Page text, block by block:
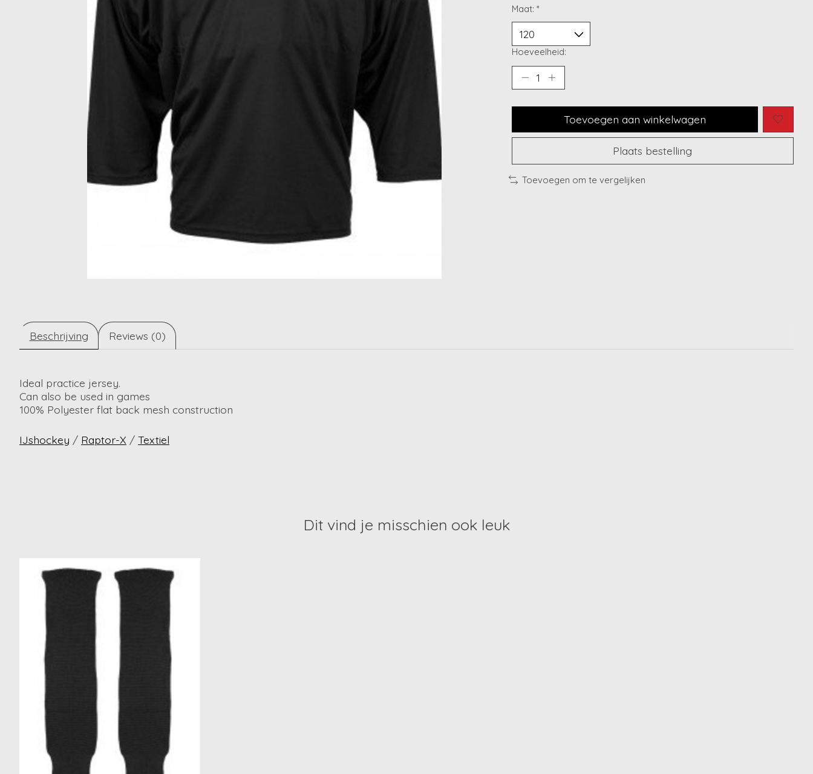
Maat: *
Hoeveelheid:
Toevoegen aan winkelwagen
Plaats bestelling
Toevoegen om te vergelijken
Beschrijving Reviews (0)
Ideal practice jersey.
Can also be used in games
100% Polyester flat back mesh construction
IJshockey / Raptor-X / Textiel
Dit vind je misschien ook leuk
Items van productcarrousel